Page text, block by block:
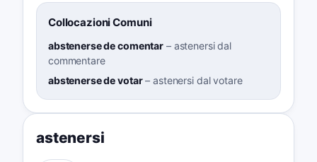
Collocazioni Comuni
abstenerse de comentar – astenersi dal
commentare
abstenerse de votar–astenersi dal votare
astenersi